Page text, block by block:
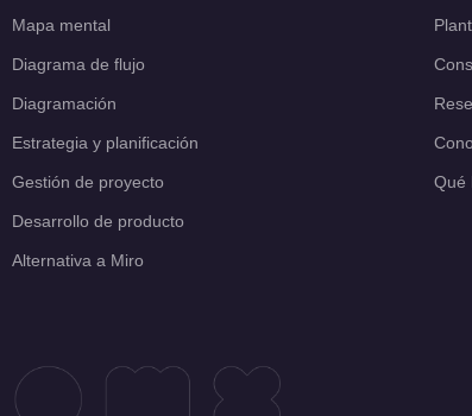
Mapa mental
Diagrama de flujo
Diagramación
Estrategia y planificación
Gestión de proyecto
Desarrollo de producto
Alternativa a Miro
Qué